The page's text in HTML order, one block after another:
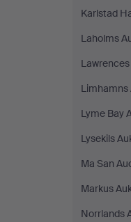
Karlstad
Laholms
Limhamns
Lyme Bay
Lysekils
Ma San
Markus
Norrlands